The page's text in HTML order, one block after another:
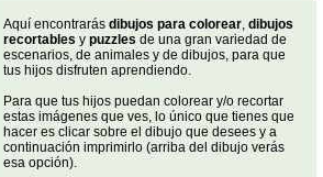
Aquí encontrarás dibujos para colorear, dibujos
recortables y puzzles de una gran variedad de
escenarios, de animales y de dibujos, para que
tus hijos disfruten aprendiendo.
Para que tus hijos puedan colorear y/o recortar
estas imágenes que ves, lo único que tienes que
hacer es clicar sobre el dibujo que desees y a
continuación imprimirlo (arriba del dibujo verás
esa opción).